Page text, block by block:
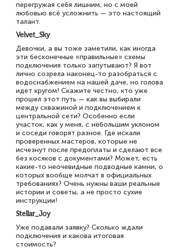
перегружая себя лишним, но с моей
любовью всё усложнить — это настоящий
талант.
Velvet_Sky
Девочки, а вы тоже заметили, как иногда
эти бесконечные «правильные» схемы
подключения только запутывают? Я вот
лично созрела наконец-то разобраться с
водоснабжением на нашей даче, но голова
идет кругом! Скажите честно, кто уже
прошел этот путь — как вы выбирали
между скважиной и подключением к
центральной сети? Особенно если
участок, как у меня, с небольшим уклоном
и соседи говорят разное. Где искали
проверенных мастеров, которые не
исчезнут после предоплаты и сделают все
без косяков с документами? Может, есть
какие-то неочевидные подводные камни, о
которых вообще молчат в официальных
требованиях? Очень нужны ваши реальные
истории и советы, а не просто сухие
инструкции!
Stellar_Joy
Уже подавали заявку? Сколько ждали
подключения и какова итоговая
стоимость?